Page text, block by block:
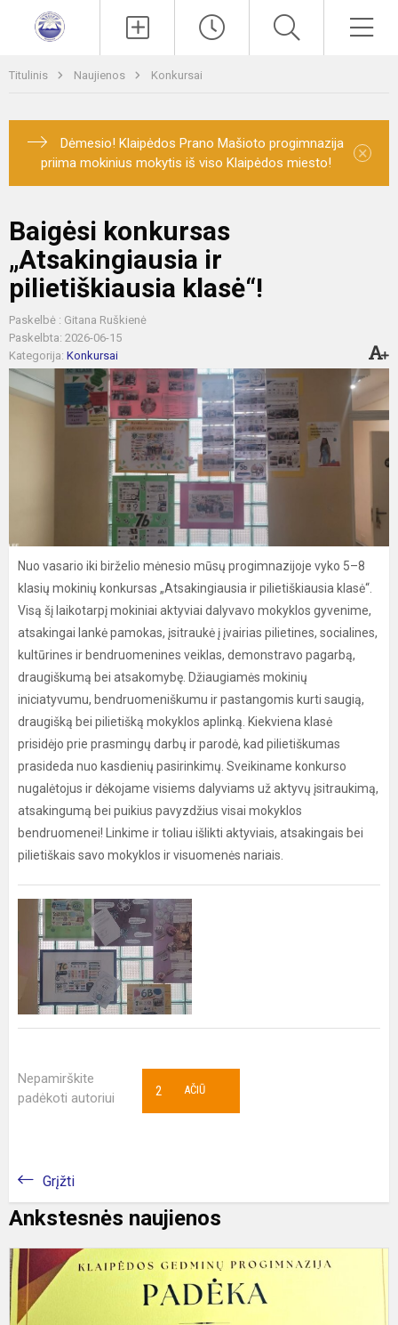
Titulinis Naujienos Konkursai
Dėmesio! Klaipėdos Prano Mašioto progimnazija
priima mokinius mokytis iš viso Klaipėdos miesto!
×
Baigėsi konkursas
„Atsakingiausia ir
pilietiškiausia klasė“!
Paskelbė : Gitana Ruškienė
Paskelbta: 2026-06-15
Kategorija: Konkursai
Nuo vasario iki birželio mėnesio mūsų progimnazijoje vyko 5–8
klasių mokinių konkursas „Atsakingiausia ir pilietiškiausia klasė“.
Visą šį laikotarpį mokiniai aktyviai dalyvavo mokyklos gyvenime,
atsakingai lankė pamokas, įsitraukė į įvairias pilietines, socialines,
kultūrines ir bendruomenines veiklas, demonstravo pagarbą,
draugiškumą bei atsakomybę. Džiaugiamės mokinių
iniciatyvumu, bendruomeniškumu ir pastangomis kurti saugią,
draugišką bei pilietišką mokyklos aplinką. Kiekviena klasė
prisidėjo prie prasmingų darbų ir parodė, kad pilietiškumas
prasideda nuo kasdienių pasirinkimų. Sveikiname konkurso
nugalėtojus ir dėkojame visiems dalyviams už aktyvų įsitraukimą,
atsakingumą bei puikius pavyzdžius visai mokyklos
bendruomenei! Linkime ir toliau išlikti aktyviais, atsakingais bei
pilietiškais savo mokyklos ir visuomenės nariais.
Nepamirškite
padėkoti autoriui
AČIŪ
2
Grįžti
Ankstesnės naujienos